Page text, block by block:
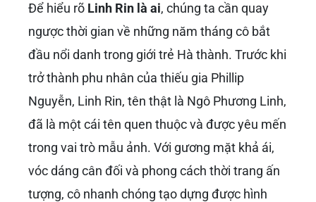
Để hiểu rõ Linh Rin là ai, chúng ta cần quay
ngược thời gian về những năm tháng cô bắt
đầu nổi danh trong giới trẻ Hà thành. Trước khi
trở thành phu nhân của thiếu gia Phillip
Nguyễn, Linh Rin, tên thật là Ngô Phương Linh,
đã là một cái tên quen thuộc và được yêu mến
trong vai trò mẫu ảnh. Với gương mặt khả ái,
vóc dáng cân đối và phong cách thời trang ấn
tượng, cô nhanh chóng tạo dựng được hình